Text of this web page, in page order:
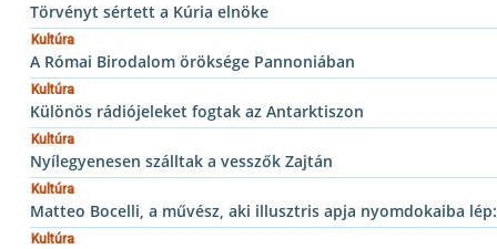
Törvényt sértett a Kúria elnöke
Kultúra
A Római Birodalom öröksége Pannoniában
Kultúra
Különös rádiójeleket fogtak az Antarktiszon
Kultúra
Nyílegyenesen szálltak a vesszők Zajtán
Kultúra
Matteo Bocelli, a művész, aki illusztris apja nyomdokaiba
Kultúra